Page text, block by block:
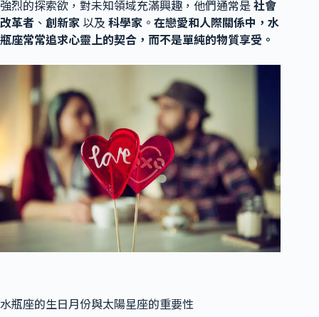
強烈的探索欲，對未知領域充滿興趣，他們通常是 社會
改革者 、 創新家 以及 科學家 。 在戀愛和人際關係中，水
瓶座常常追求心靈上的契合，而不是單純的物質享受。
水瓶座的生日月份與太陽星座的重要性